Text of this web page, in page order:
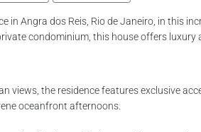
in Angra dos Reis, Rio de Janeiro, in this
condominium, this house offers
views, the residence features exclusive
oceanfront afternoons.